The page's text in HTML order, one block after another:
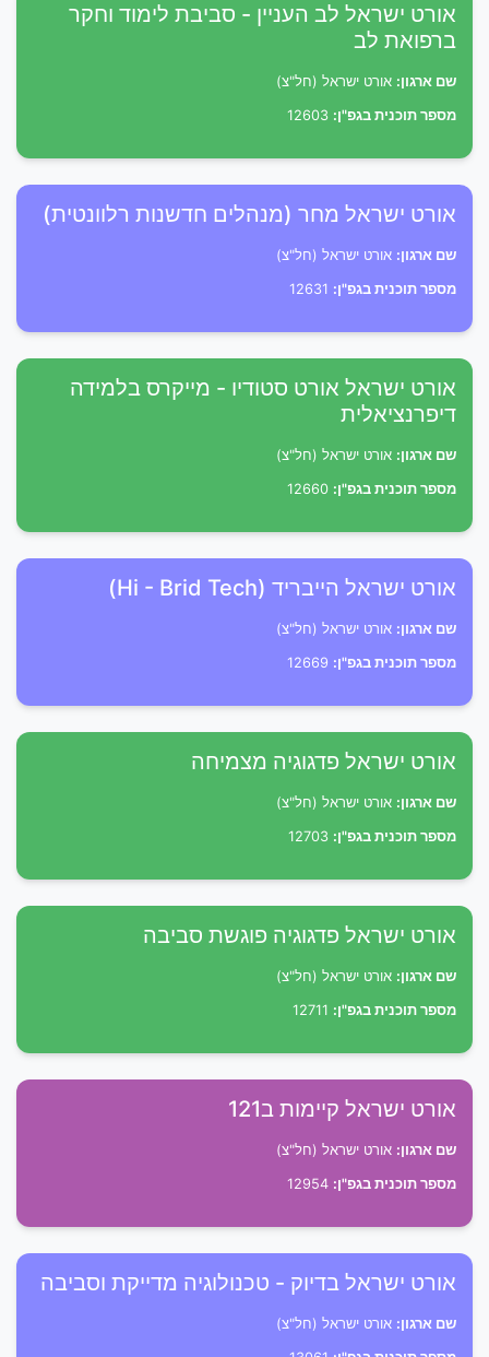
אורט ישראל לב העניין - סביבת לימוד וחקר
ברפואת לב
שם ארגון: אורט ישראל (חל"צ)
מספר תוכנית בגפ"ן:
אורט ישראל מחר (מנהלים חדשנות רלוונטית)
שם ארגון: אורט ישראל (חל"צ)
מספר תוכנית בגפ"ן:
אורט ישראל אורט סטודיו - מייקרס בלמידה
דיפרנציאלית
שם ארגון: אורט ישראל (חל"צ)
מספר תוכנית בגפ"ן:
אורט ישראל הייבריד (Hi - Brid Tech)
שם ארגון: אורט ישראל (חל"צ)
מספר תוכנית בגפ"ן:
אורט ישראל פדגוגיה מצמיחה
שם ארגון: אורט ישראל (חל"צ)
מספר תוכנית בגפ"ן:
אורט ישראל פדגוגיה פוגשת סביבה
שם ארגון: אורט ישראל (חל"צ)
מספר תוכנית בגפ"ן:
אורט ישראל קיימות ב121
שם ארגון: אורט ישראל (חל"צ)
מספר תוכנית בגפ"ן:
אורט ישראל בדיוק - טכנולוגיה מדייקת וסביבה
שם ארגון: אורט ישראל (חל"צ)